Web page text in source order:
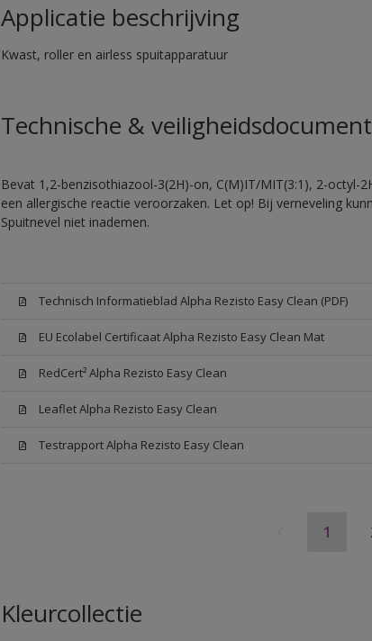
Applicatie beschrijving
Kwast, roller en airless spuitapparatuur
Technische &
Bevat 1,2-benzisothiazool-3(2H)-on, C(M)IT/MIT(3:1), 2-
een allergische reactie veroorzaken. Let op! Bij verneveling
Spuitnevel niet inademen.
Technisch Informatieblad Alpha Rezisto Easy Clean (PDF)
EU Ecolabel Certificaat Alpha Rezisto Easy Clean Mat
RedCert² Alpha Rezisto Easy Clean
Leaflet Alpha Rezisto Easy Clean
Testrapport Alpha Rezisto Easy Clean
1
Kleurcollectie